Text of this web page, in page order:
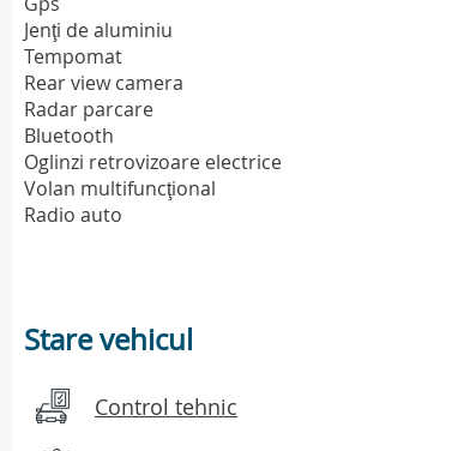
Jenţi de aluminiu
Tempomat
Rear view camera
Radar parcare
Bluetooth
Oglinzi retrovizoare electrice
Volan multifuncţional
Radio auto
Stare vehicul
Control tehnic